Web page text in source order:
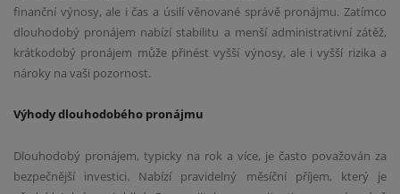
finanční výnosy, ale i čas a úsilí věnované správě pronájmu. Zatímco
dlouhodobý pronájem nabízí stabilitu a menší administrativní zátěž,
krátkodobý pronájem může přinést vyšší výnosy, ale i vyšší rizika a
nároky na vaši pozornost.
Výhody dlouhodobého pronájmu
Dlouhodobý pronájem, typicky na rok a více, je často považován za
bezpečnější investici. Nabízí pravidelný měsíční příjem, který je